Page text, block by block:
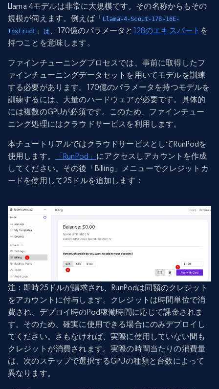
Llama 4モデルは非常に大規模です。その名称からもその
規模が伺えます。例えば「Llama-4-Scout-17B-16E-
Instruct 」は 、170億のパラメータと 128のエキスパート を
持つことを意味します。
ファインチューニングプロセスでは、事前に取得したフ
ァインチューニングデータセットを用いてモデルを訓練
する必要があります。170億のパラメータを持つモデルを
訓練するには、大量のハードウェアが必要です。具体的
には複数のGPUが必須です。このため、ファインチュー
ニング処理にはクラウドサービスを利用します。
本チュートリアルではクラウドサービスとしてRunPodを
使用します。
「RunPod」 にアクセスしアカウントを作成
してください。その後「Billing」メニューでクレジットカ
ードを使用して25ドルを追加します：
注 ：即時25ドルが請求され、RunPodは同額のクレジット
をアカウントに付与します。クレジットは時間単位で消
費され、デプロイ時のPod稼働時間に応じて課金されま
す。そのため、確実に使用できる場合にのみデプロイし
てください。さもなければ、実際に使用していない間も
クレジットが消費されます。実際の時間当たりの消費量
は、次のステップで選択するGPUの種類と台数によって
異なります。